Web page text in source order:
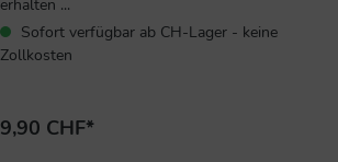
erhalten ...
Sofort verfügbar ab CH-Lager - keine
Zollkosten
9,90 CHF*